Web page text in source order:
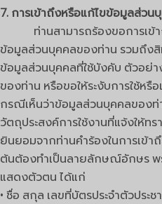
7. การเข้าถึงหรือแก้ไขข้อมูลส่วน
ท่านสามารถร้องขอการเข้
ข้อมูลส่วนบุคคลของท่าน รวมถึง
ข้อมูลส่วนบุคคลที่ใช้บังคับ ตัวอย่า
ของท่าน หรือขอให้ระงับการใช้ห
กรณีเห็นว่าข้อมูลส่วนบุคคลของท่
วัตถุประสงค์การใช้งานที่แจ้งให้ท
ยินยอมจากท่านคำร้องในการเข้
ต้นต้องทำเป็นลายลักษณ์อักษร พ
แสดงตัวตน ได้แก่
• ชื่อ สกุล เลขที่บัตรประจำตัวประ